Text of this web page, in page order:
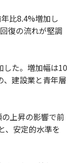
比8.4%増加し
復の流れが堅調
した。増加幅は10
、建設業と青年層
上昇の影響で前
、安定的水準を